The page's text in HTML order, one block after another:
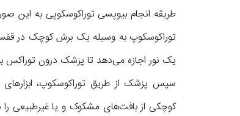
طریقه انجام بیوپسی توراکوسکوپی به این
توراکوسکوپ به وسیله یک برش کوچک در
یک نور اجازه می‌دهد تا پزشک درون توراکس
سپس پزشک از طریق توراکوسکوپ،
کوچکی از بافت‌های مشکوک و یا غیرطبیعی را